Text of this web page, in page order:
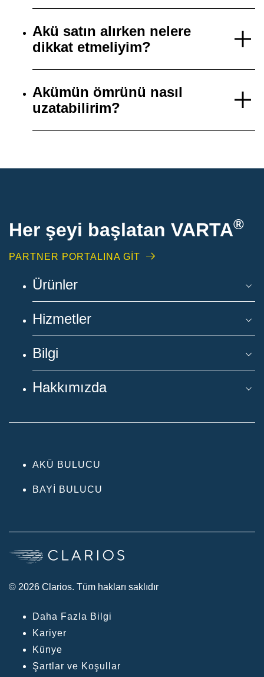
Akü satın alırken nelere
dikkat etmeliyim?
Akümün ömrünü nasıl
uzatabilirim?
Her şeyi başlatan VARTA®
PARTNER PORTALINA GİT
Ürünler
Hizmetler
Bilgi
Hakkımızda
AKÜ BULUCU
BAYI BULUCU
© 2026 Clarios. Tüm hakları saklıdır
Daha Fazla Bilgi
Kariyer
Künye
Şartlar ve Koşullar